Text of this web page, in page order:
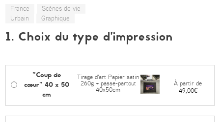
France
Scènes de vie
Urbain
Graphique
1. Choix du type d’impression
"Coup de
cœur" 40 x 50
cm
Tirage d'art Papier satin
260g + passe-partout
40x50cm
À partir de
49,00€